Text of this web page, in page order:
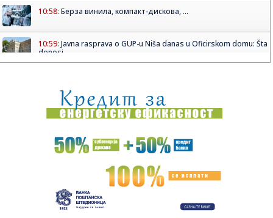
10:58: Берза винила, компакт-дискова, ...
10:59: Javna rasprava o GUP-u Niša danas u Oficirskom domu: Šta
donosi...
10:57:Obustavljen saobraćaj između Gaja i Šumarka zbog požara
u Del...
10:54:Гоф, Осака и Бенчић прошле у осмину ...
У Великој Британији годишње се ...
10:53:Dinamo doveo pojačanje iz PSŽ-a!